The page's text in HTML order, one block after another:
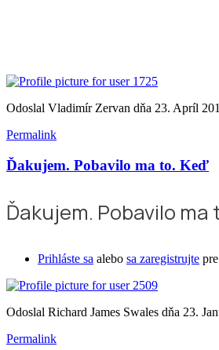
Odoslal Vladimír Zervan dňa 23. Apríl
Permalink
Ďakujem. Pobavilo ma to. Keď
Ďakujem. Pobavilo
Prihláste sa alebo sa zaregistrujte
Odoslal Richard James Swales dňa 23.
Permalink